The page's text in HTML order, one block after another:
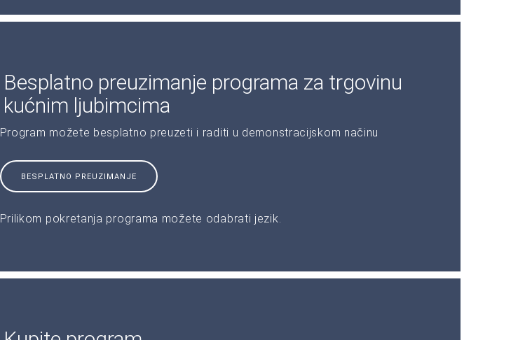
Besplatno preuzimanje programa za trgovinu
kućnim ljubimcima
Program možete besplatno preuzeti i raditi u demonstracijskom načinu
BESPLATNO PREUZIMANJE
Prilikom pokretanja programa možete odabrati jezik.